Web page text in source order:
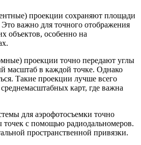
проекции сохраняют площади
Это важно для точного отображения
объектов, особенно на
проекции точно передают углы
масштаб в каждой точке. Однако
Такие проекции лучше всего
карт, где важна
для аэрофотосъемки точно
точек с помощью радиодальномеров.
пространственной привязки.